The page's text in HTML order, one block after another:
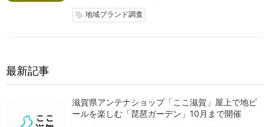
local_offer 地域ブランド調査
最新記事
滋賀県アンテナショップ「ここ滋賀」屋上で地ビ
ールを楽しむ「琵琶ガーデン」10月まで開催